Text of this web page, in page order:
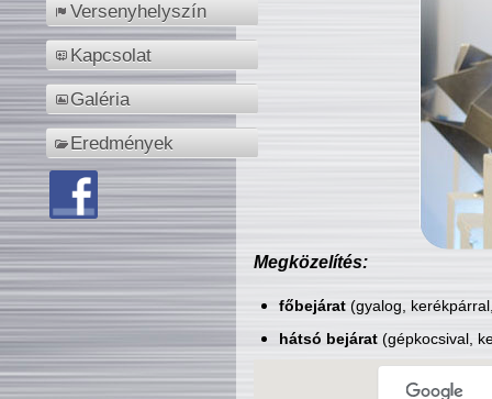
Versenyhelyszín
Kapcsolat
Galéria
Eredmények
Megközelítés:
főbejárat(gyalog,
hátsó bejárat(gépkocsival,